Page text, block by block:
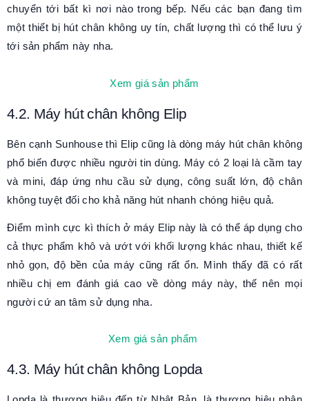
chuyển tới bất kì nơi nào trong bếp. Nếu các bạn đang tìm
một thiết bị hút chân không uy tín, chất lượng thì có thể lưu ý
tới sản phẩm này nha.
Xem giá sản phẩm
4.2. Máy hút chân không Elip
Bên cạnh Sunhouse thì Elip cũng là dòng máy hút chân không
phổ biến được nhiều người tin dùng. Máy có 2 loại là cầm tay
và mini, đáp ứng nhu cầu sử dụng, công suất lớn, độ chân
không tuyệt đối cho khả năng hút nhanh chóng hiệu quả.
Điểm mình cực kì thích ở máy Elip này là có thể áp dụng cho
cả thực phẩm khô và ướt với khối lượng khác nhau, thiết kế
nhỏ gọn, độ bền của máy cũng rất ổn. Mình thấy đã có rất
nhiều chị em đánh giá cao về dòng máy này, thế nên mọi
người cứ an tâm sử dụng nha.
Xem giá sản phẩm
4.3. Máy hút chân không Lopda